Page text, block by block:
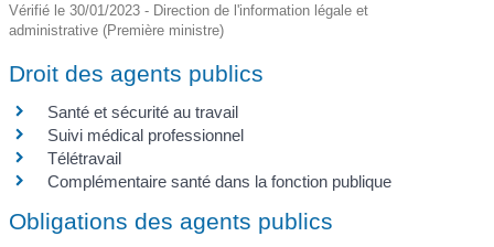
Vérifié le 30/01/2023 - Direction de l'information légale et
administrative (Première ministre)
Droit des agents publics
Santé et sécurité au travail
Suivi médical professionnel
Télétravail
Complémentaire santé dans la fonction publique
Obligations des agents publics